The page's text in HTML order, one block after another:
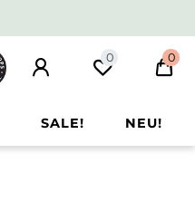
0 0
SALE! NEU!